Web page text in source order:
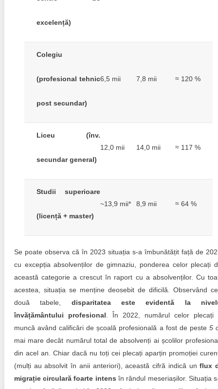
excelență)
Colegiu
(profesional tehnic
post secundar)
6,5 mii 7,8 mii ≈ 120 %
Liceu (înv.
secundar general)
12,0 mii 14,0 mii ≈ 117 %
Studii superioare
(licență + master)
~13,9 mii* 8,9 mii ≈ 64 %
Se poate observa că în 2023 situația s-a îmbunătățit față de
cu excepția absolvenților de gimnaziu, ponderea celor plecați
această categorie a crescut în raport cu a absolvenților. Cu
acestea, situația se menține deosebit de dificilă. Observând
două tabele, disparitatea este evidentă la
învățământului profesional . În 2022, numărul celor plecați
muncă având calificări de școală profesională a fost de peste 5
mai mare decât numărul total de absolvenți ai școlilor
din acel an. Chiar dacă nu toți cei plecați aparțin promoției
(mulți au absolvit în anii anteriori), această cifră indică unflux
migrație circulară foarte intens în rândul meseriașilor. Situația